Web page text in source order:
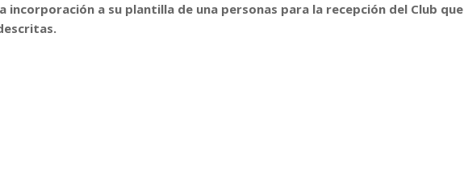
incorporación a su plantilla de una personas para la recepción del Club que